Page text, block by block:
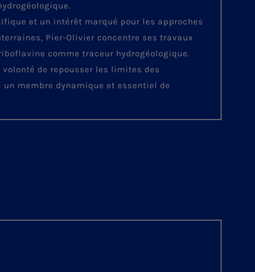
et un intérêt marqué pour les approches
Pier-Olivier concentre ses travaux
comme traceur hydrogéologique.
de repousser les limites des
membre dynamique et essentiel de